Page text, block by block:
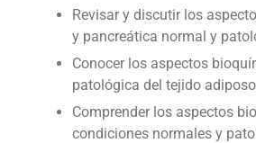
Revisar y discutir los
y pancreática normal y
Conocer los aspectos
patológica del tejido
Comprender los aspectos
condiciones normales y